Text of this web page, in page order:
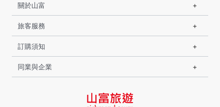
關於山富
旅客服務
訂購須知
同業與企業